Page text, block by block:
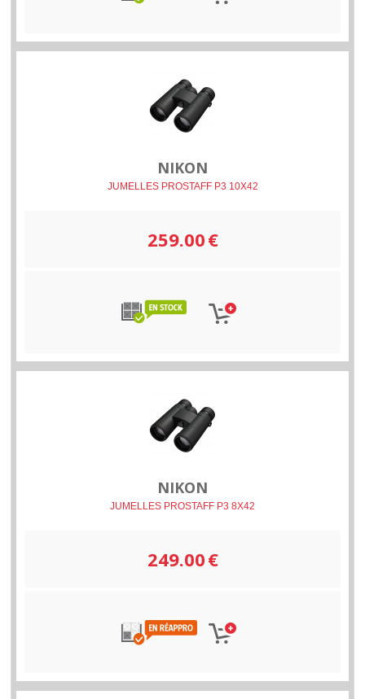
NIKON
JUMELLES PROSTAFF P3 10X42
259.00€
NIKON
JUMELLES PROSTAFF P3 8X42
249.00€